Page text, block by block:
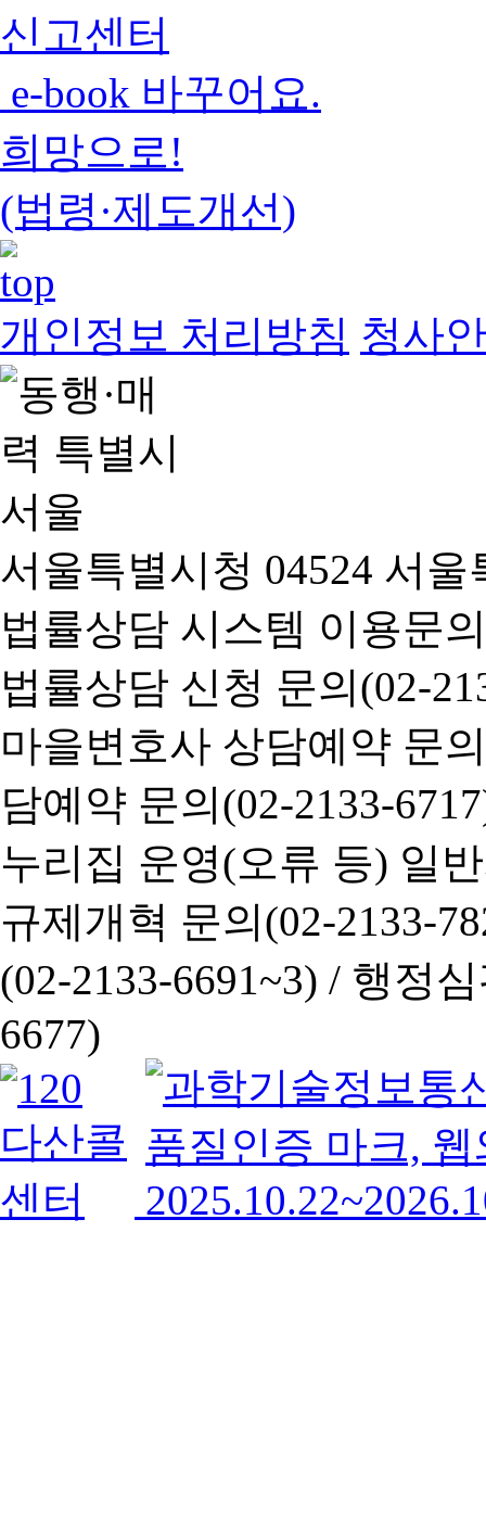
신고센터
e-book 바꾸어요.
희망으로!
(법령·제도개선)
개인정보 처리방침 청사
서울특별시청 04524 서
법률상담 시스템 이용문
법률상담 신청 문의(02-
마을변호사 상담예약 문
담예약 문의(02-2133-
누리집 운영(오류 등) 일
규제개혁 문의(02-2133-
(02-2133-6691~3) / 행정심
6677)